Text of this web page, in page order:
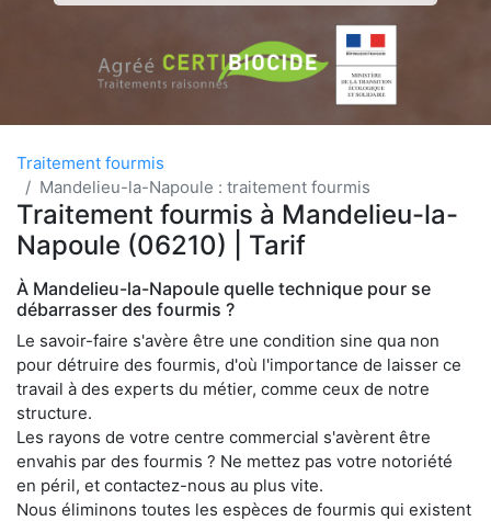
Traitement fourmis
Mandelieu-la-Napoule : traitement fourmis
Traitement fourmis à Mandelieu-la-
Napoule (06210) | Tarif
À Mandelieu-la-Napoule quelle technique pour se
débarrasser des fourmis ?
Le savoir-faire s'avère être une condition sine qua non
pour détruire des fourmis, d'où l'importance de laisser ce
travail à des experts du métier, comme ceux de notre
structure.
Les rayons de votre centre commercial s'avèrent être
envahis par des fourmis ? Ne mettez pas votre notoriété
en péril, et contactez-nous au plus vite.
Nous éliminons toutes les espèces de fourmis qui existent